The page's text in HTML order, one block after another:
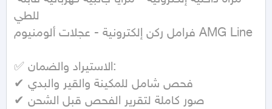
للطي
فرامل ركن إلكترونية - عجلات ألومنيوم AMG Line
✅ الاستيراد والضمان:
✔ فحص شامل للمكينة والقير والبدي
✔ صور كاملة لتقرير الفحص قبل الشحن